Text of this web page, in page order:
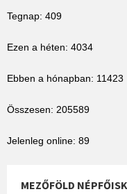
Tegnap: 409
Ezen a héten: 4034
Ebben a hónapban: 11423
Összesen: 205589
Jelenleg online: 89
MEZŐFÖLD